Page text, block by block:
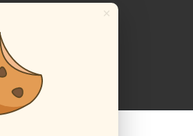
×